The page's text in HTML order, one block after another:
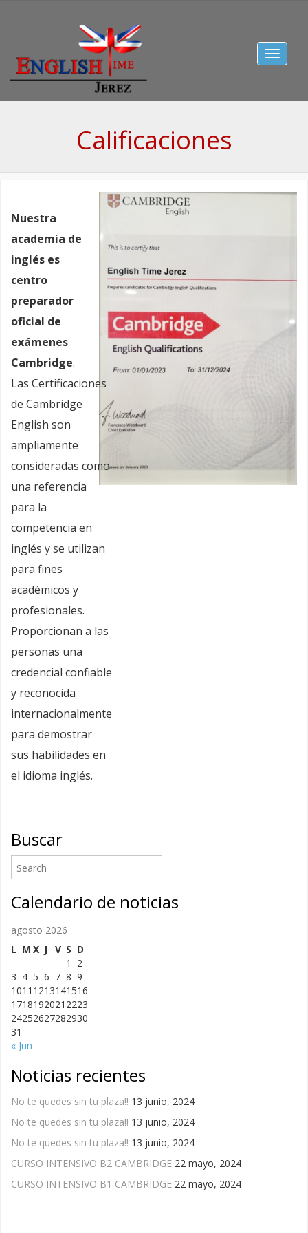
Toggle
Calificaciones
Nuestra
academia de
inglés es
centro
preparador
oficial de
exámenes
Cambridge.
Las Certificaciones
de Cambridge
English son
ampliamente
consideradas como
una referencia
para la
competencia en
inglés y se utilizan
para fines
académicos y
profesionales.
Proporcionan a las
personas una
credencial confiable
y reconocida
internacionalmente
para demostrar
sus habilidades en
el idioma inglés.
Buscar
Calendario de noticias
agosto 2026
L M X J V S D
1
2
3 4 5 6 7 8 9
1011 1213141516
1718192021 2223
24252627282930
31
« Jun
Noticias recientes
No te quedes sin tu plaza!! 13 junio, 2024
No te quedes sin tu plaza!! 13 junio, 2024
No te quedes sin tu plaza!! 13 junio, 2024
CURSO INTENSIVO B2 CAMBRIDGE 22 mayo, 2024
CURSO INTENSIVO B1 CAMBRIDGE 22 mayo, 2024